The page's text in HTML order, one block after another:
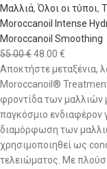
Μαλλιά, Όλοι οι τύποι,
Moroccanoil Intense
Moroccanoil Smoothing
55.00€48.00 €
Αποκτήστε μεταξένια,
Moroccanoil®
φροντίδα των μαλλιών
παγκόσμιο ενδιαφέρον
διαμόρφωση των
χρησιμοποιηθεί ως
τελειώματος. Με